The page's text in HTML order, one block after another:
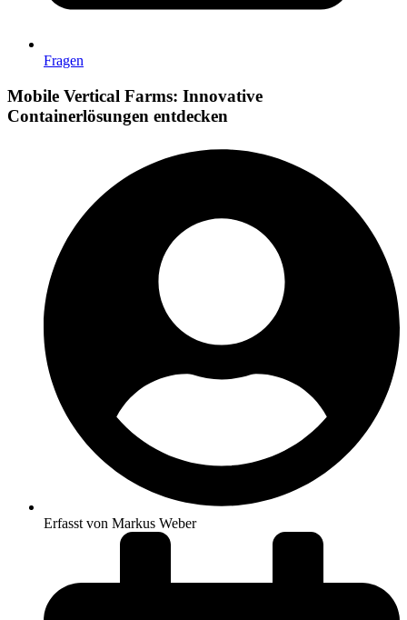
Fragen
Mobile Vertical Farms: Innovative
Containerlösungen entdecken
Erfasst von Markus Weber